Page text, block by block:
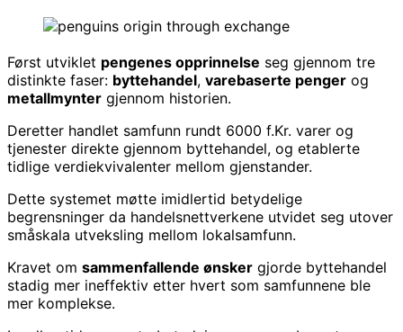
Først utviklet pengenes opprinnelse seg gjennom tre
distinkte faser: byttehandel, varebaserte penger og
metallmynter gjennom historien.
Deretter handlet samfunn rundt 6000 f.Kr. varer og
tjenester direkte gjennom byttehandel, og etablerte
tidlige verdiekvivalenter mellom gjenstander.
Dette systemet møtte imidlertid betydelige
begrensninger da handelsnettverkene utvidet seg utover
småskala utveksling mellom lokalsamfunn.
Kravet om sammenfallende ønsker gjorde byttehandel
stadig mer ineffektiv etter hvert som samfunnene ble
mer komplekse.